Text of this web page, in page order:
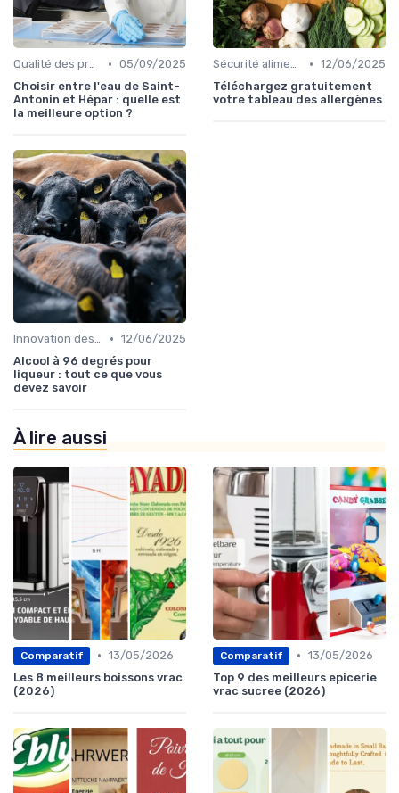
Qualité des produits • 05/09/2025
Choisir entre l'eau de Saint-
Antonin et Hépar : quelle est
la meilleure option ?
Sécurité alimentaire • 12/06/2025
Téléchargez gratuitement
votre tableau des allergènes
Innovation des recettes • 12/06/2025
Alcool à 96 degrés pour
liqueur : tout ce que vous
devez savoir
À lire aussi
Comparatif • 13/05/2026
Les 8 meilleurs boissons vrac
(2026)
Comparatif • 13/05/2026
Top 9 des meilleurs epicerie
vrac sucree (2026)